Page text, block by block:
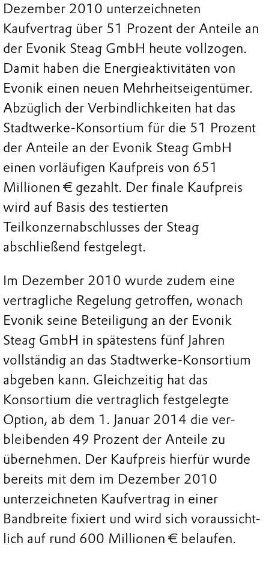
Dezember 2010 unterzeichneten
Kaufvertrag über 51 Prozent der Anteile an
der Evonik Steag GmbH heute vollzogen.
Damit haben die Energieaktivitäten von
Evonik einen neuen Mehrheitseigentümer.
Abzüglich der Verbindlichkeiten hat das
Stadtwerke-Konsortium für die 51 Prozent
der Anteile an der Evonik Steag GmbH
einen vorläufigen Kaufpreis von 651
Millionen € gezahlt. Der finale Kaufpreis
wird auf Basis des testierten
Teilkonzernabschlusses der Steag
abschließend festgelegt.
Im Dezember 2010 wurde zudem eine
vertragliche Regelung getroffen, wonach
Evonik seine Beteiligung an der Evonik
Steag GmbH in spätestens fünf Jahren
vollständig an das Stadtwerke-Konsortium
abgeben kann. Gleichzeitig hat das
Konsortium die vertraglich festgelegte
Option, ab dem 1. Januar 2014 die ver-
bleibenden 49 Prozent der Anteile zu
übernehmen. Der Kaufpreis hierfür wurde
bereits mit dem im Dezember 2010
unterzeichneten Kaufvertrag in einer
Bandbreite fixiert und wird sich voraussicht-
lich auf rund 600 Millionen € belaufen.